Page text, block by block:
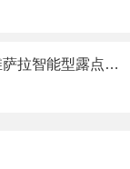
高温过程应用维萨拉智能型露点和温度探头 DMP5